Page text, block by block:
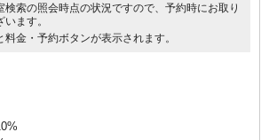
索の照会時点の状況ですので、予約時にお取り
ます。
金・予約ボタンが表示されます。